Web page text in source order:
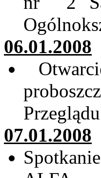
06.01.2008
07.01.2008